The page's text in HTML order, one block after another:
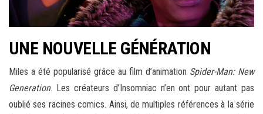
UNE NOUVELLE GÉNÉRATION
Miles a été popularisé grâce au film d’animation Spider-Man: New
Generation. Les créateurs d’Insomniac n’en ont pour autant pas
oublié ses racines comics. Ainsi, de multiples références à la série